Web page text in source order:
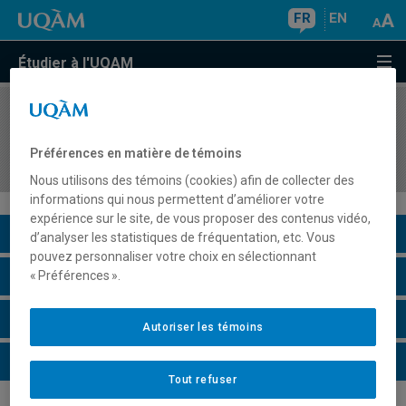
FR EN
Étudier à l'UQAM
COURS//
numérique
Description du cours
Horaire - Été 2026
Horaire - Automne 2026
Horaire - Hiver 2027
Préférences en matière de témoins
Nous utilisons des témoins (cookies) afin de collecter des
informations qui nous permettent d’améliorer votre
expérience sur le site, de vous proposer des contenus vidéo,
d’analyser les statistiques de fréquentation, etc. Vous
pouvez personnaliser votre choix en sélectionnant
« Préférences ».
Tout refuser
Autoriser les témoins